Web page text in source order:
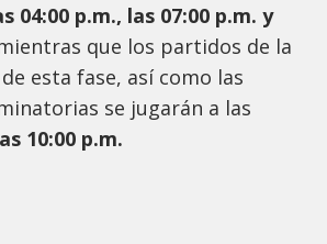
04:00 p.m., las 07:00 p.m. y
que los partidos de la
esta fase, así como las
se jugarán a las
10:00 p.m.